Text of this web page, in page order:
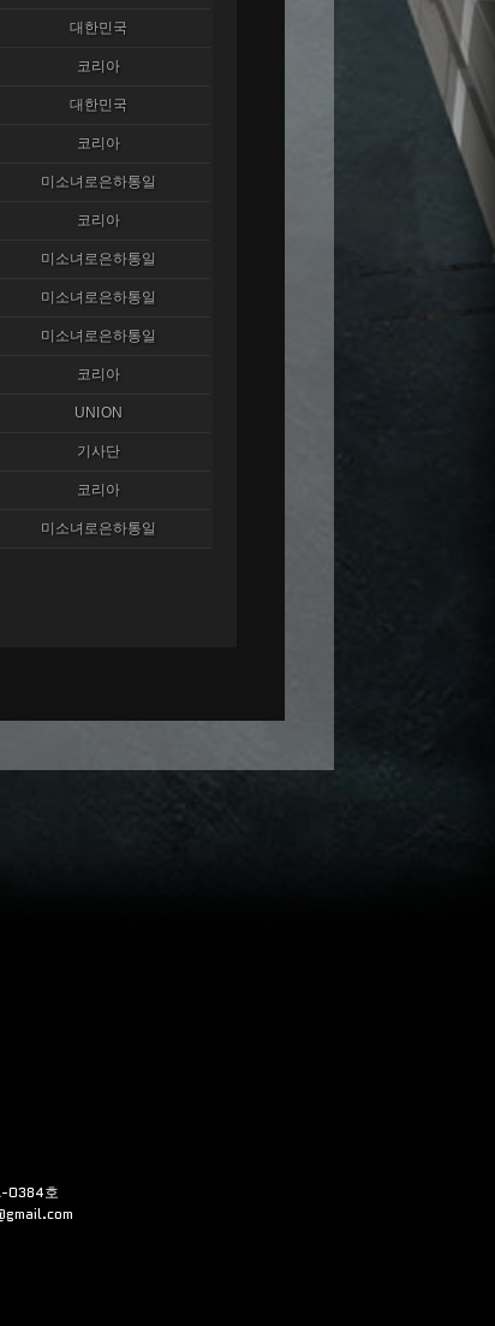
대한민국
코리아
대한민국
코리아
미소녀로은하통일
코리아
미소녀로은하통일
미소녀로은하통일
미소녀로은하통일
코리아
UNION
기사단
코리아
미소녀로은하통일
0384호